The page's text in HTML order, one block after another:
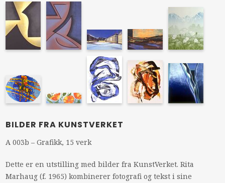
BILDER FRA KUNSTVERKET
A 003b – Grafikk, 15 verk
Dette er en utstilling med bilder fra KunstVerket. Rita
Marhaug (f. 1965) kombinerer fotografi og tekst i sine